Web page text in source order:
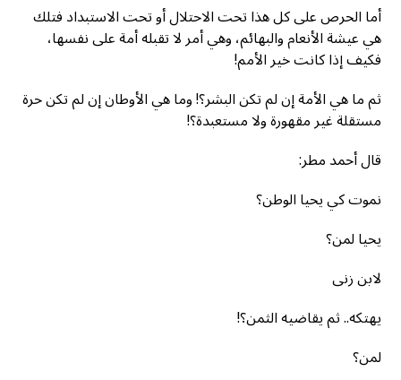
أما الحرص على كل هذا تحت الاحتلال أو تحت الاستبداد فتلك
هي عيشة الأنعام والبهائم، وهي أمر لا تقبله أمة على نفسها،
فكيف إذا كانت خير الأمم!
ثم ما هي الأمة إن لم تكن البشر؟! وما هي الأوطان إن لم تكن حرة
مستقلة غير مقهورة ولا مستعبدة؟!
قال أحمد مطر:
نموت كي يحيا الوطن؟
يحيا لمن؟
لابن زنى
يهتكه.. ثم يقاضيه الثمن؟!
لمن؟